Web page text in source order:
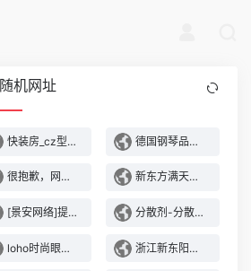
随机网址
快装房_cz型钢_压型楼承板_彩钢岩棉复合板-双华彩钢压型板 德国钢琴品牌,买钢琴批发,钢琴厂家-海论威钢琴
很抱歉，网站暂时无法访问 新东方满天星|满天星幼儿园|国际高端园
[景安网络]提示页 分散剂-分散剂nno-扩散剂-扩散剂nno-安阳市龙泉化工有限公司
loho时尚眼镜官网 - 乐活集团 浙江新东阳木雕有限公司-新中式家居-室内装饰-木装饰-家居装饰